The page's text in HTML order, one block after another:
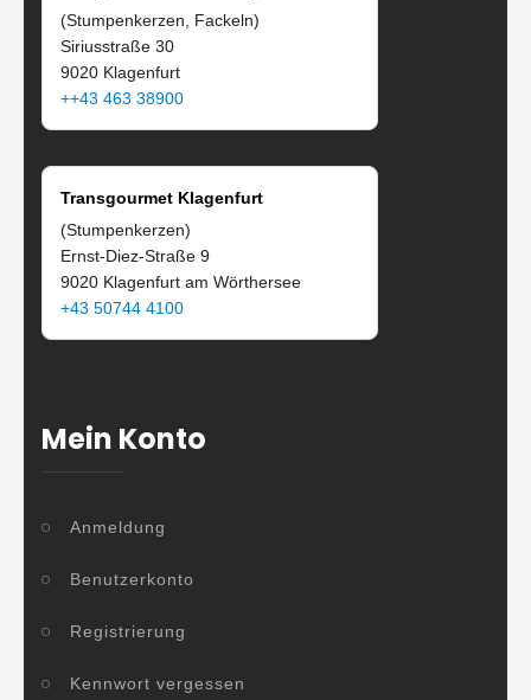
(Stumpenkerzen, Fackeln)
Siriusstraße 30
9020 Klagenfurt
++43 463 38900
Transgourmet Klagenfurt
(Stumpenkerzen)
Ernst-Diez-Straße 9
9020 Klagenfurt am Wörthersee
+43 50744 4100
Mein Konto
Anmeldung
Benutzerkonto
Registrierung
Kennwort vergessen